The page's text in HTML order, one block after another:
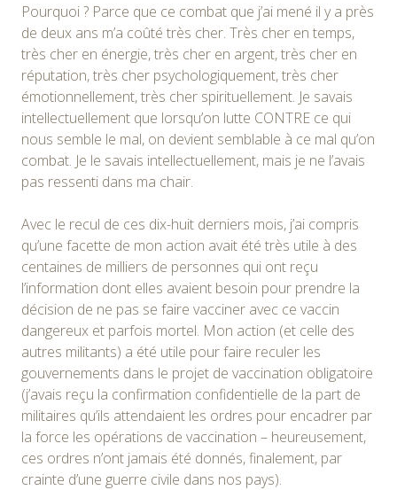
Pourquoi ? Parce que ce combat que j’ai mené il y a près
de deux ans m’a coûté très cher. Très cher en temps,
très cher en énergie, très cher en argent, très cher en
réputation, très cher psychologiquement, très cher
émotionnellement, très cher spirituellement. Je savais
intellectuellement que lorsqu’on lutte CONTRE ce qui
nous semble le mal, on devient semblable à ce mal qu’on
combat. Je le savais intellectuellement, mais je ne l’avais
pas ressenti dans ma chair.
Avec le recul de ces dix-huit derniers mois, j’ai compris
qu’une facette de mon action avait été très utile à des
centaines de milliers de personnes qui ont reçu
l’information dont elles avaient besoin pour prendre la
décision de ne pas se faire vacciner avec ce vaccin
dangereux et parfois mortel. Mon action (et celle des
autres militants) a été utile pour faire reculer les
gouvernements dans le projet de vaccination obligatoire
(j’avais reçu la confirmation confidentielle de la part de
militaires qu’ils attendaient les ordres pour encadrer par
la force les opérations de vaccination – heureusement,
ces ordres n’ont jamais été donnés, finalement, par
crainte d’une guerre civile dans nos pays).